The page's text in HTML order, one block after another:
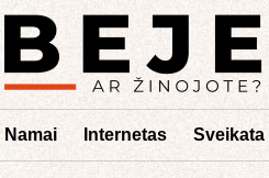
Namai Internetas Sveikata